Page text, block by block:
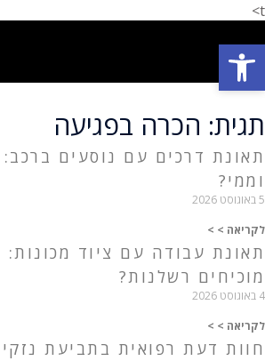
t>
תגית: הכרה בפגיעה
תאונת דרכים עם נוסעים ברכב:
וממי?
5 באוגוסט 2026
לקריאה > >
תאונת עבודה עם ציוד מכונות:
מוכיחים רשלנות?
4 באוגוסט 2026
לקריאה > >
חוות דעת רפואית בתביעת
פתח סרגל נגישות
פתח סרגל נגישות